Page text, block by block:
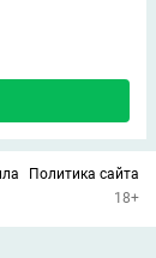
Политика сайта
18+